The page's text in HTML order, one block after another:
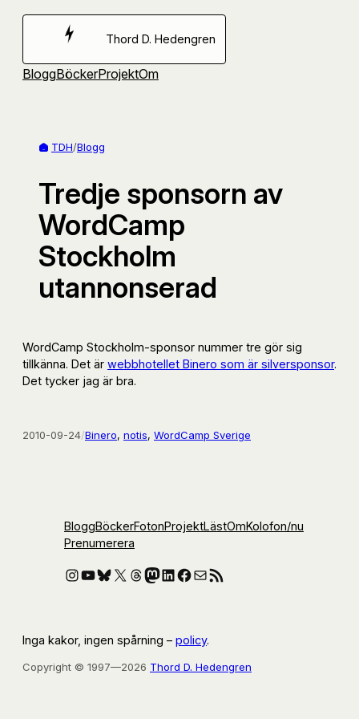
Hoppa
Thord D. Hedengren
BloggBöckerProjektOm
TDH/Blogg
Tredje sponsorn av
WordCamp
Stockholm
utannonserad
WordCamp Stockholm-sponsor nummer tre gör sig
tillkänna. Det är webbhotellet Binero som är silversponsor.
Det tycker jag är bra.
2010-09-24/Binero, notis, WordCamp Sverige
BloggBöckerFotonProjektLästOmKolofon/nu
Prenumerera
Instagram
YouTube
Bluesky
X Threads
Mastodon
LinkedIn
Facebook
E-postRSS-flöde
Inga kakor, ingen spårning – policy.
Copyright © 1997—2026 Thord D. Hedengren